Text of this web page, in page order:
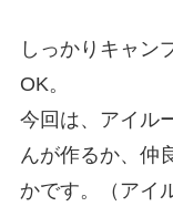
しっかりキャン
OK。
今回は、アイル
んが作るか、仲
かです。（アイ